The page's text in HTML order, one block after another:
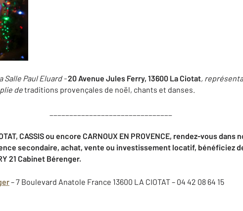
Salle Paul Eluard -20 Avenue Jules Ferry, 13600 La Ciotat,
detraditions provençales de noël, chants et danses.
CASSISou encore CARNOUX EN PROVENCE, rendez-vous dans
secondaire, achat, vente ou investissement locatif, bénéficiez
21 Cabinet Bérenger.
– 7 Boulevard Anatole France 13600 LA CIOTAT – 04 42 08 64 15